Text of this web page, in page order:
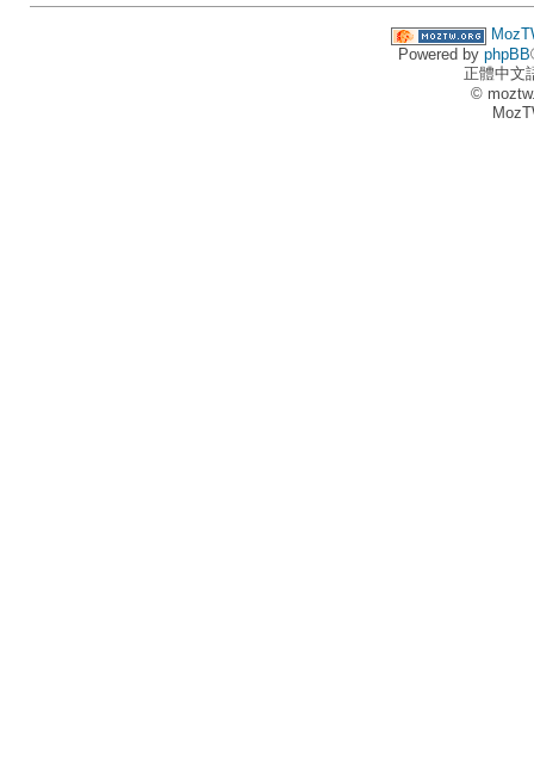
Powered by phpBB
正體中文
©